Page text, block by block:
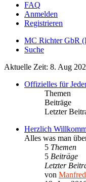
FAQ
Anmelden
Registrieren
MC Richter GbR
Suche
Aktuelle Zeit: 8. Aug
Offizielles für
Themen
Beiträge
Letzter
Herzlich
Alles was man
5 Themen
5 Beiträge
Letzter
von